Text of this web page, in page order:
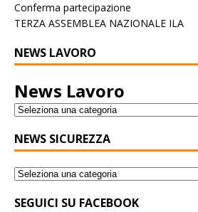
Conferma partecipazione
TERZA ASSEMBLEA NAZIONALE ILA
NEWS LAVORO
News Lavoro
NEWS SICUREZZA
SEGUICI SU FACEBOOK